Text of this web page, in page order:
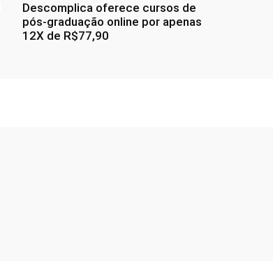
Descomplica oferece cursos de
pós-graduação online por apenas
12X de R$77,90